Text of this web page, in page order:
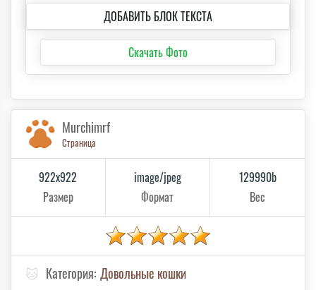
ДОБАВИТЬ БЛОК ТЕКСТА
Скачать Фото
Murchimrf
Страница
922x922
Размер
image/jpeg
Формат
129990b
Вес
🐱 Категория: Довольные кошки